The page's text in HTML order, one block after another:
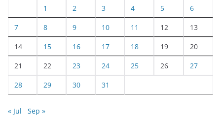
1 2 3 4 5 6
7 8 9 10 11 12 13
14 15 16 17 18 19 20
21 22 23 24 25 26 27
28 29 30 31
« Jul Sep »